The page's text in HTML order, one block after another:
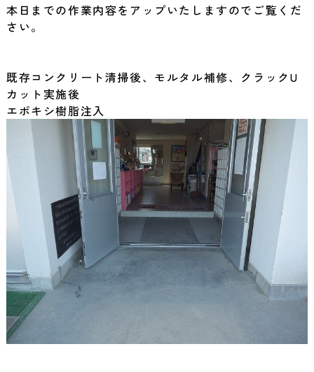
本日までの作業内容をアップいたしますのでご覧くだ
さい。
既存コンクリート清掃後、モルタル補修、クラックU
カット実施後
エポキシ樹脂注入